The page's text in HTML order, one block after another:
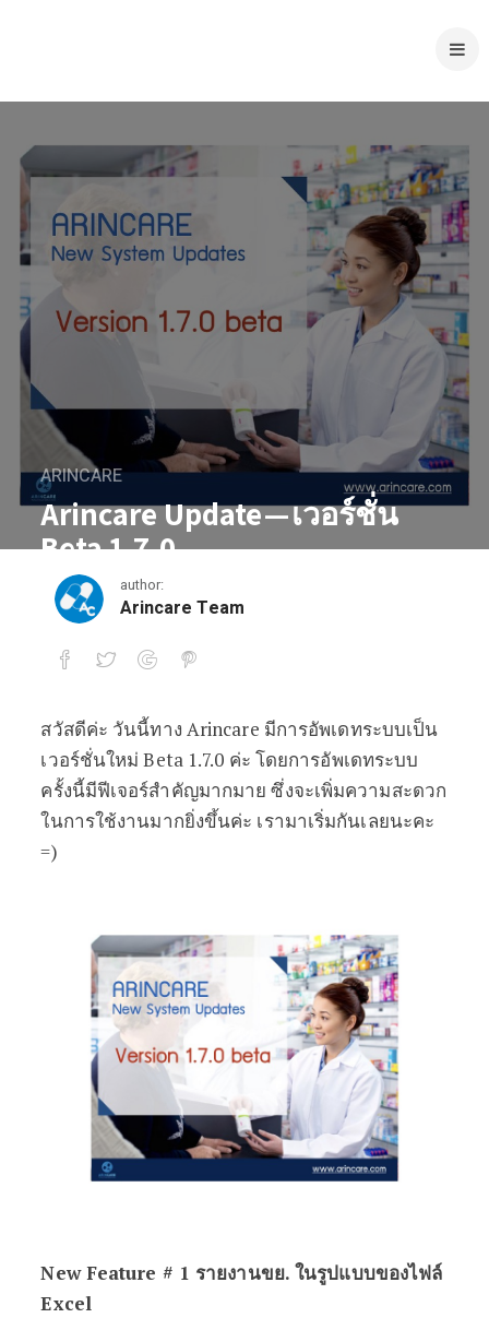
ARINCARE
Arincare Update — เวอร์ชั่น
Beta 1.7.0
May 1, 2017author:
Arincare Team
Arincare Update — เวอร์ชั่น Beta 1.7.0
สวัสดีค่ะ วันนี้ทาง Arincare มีการอัพเดทระบบเป็น
เวอร์ชั่นใหม่ Beta 1.7.0 ค่ะ โดยการอัพเดทระบบ
ครั้งนี้มีฟีเจอร์สำคัญมากมาย ซึ่งจะเพิ่มความสะดวก
ในการใช้งานมากยิ่งขึ้นค่ะ เรามาเริ่มกันเลยนะคะ
=)
New Feature # 1 รายงานขย. ในรูปแบบของไฟล์
Excel